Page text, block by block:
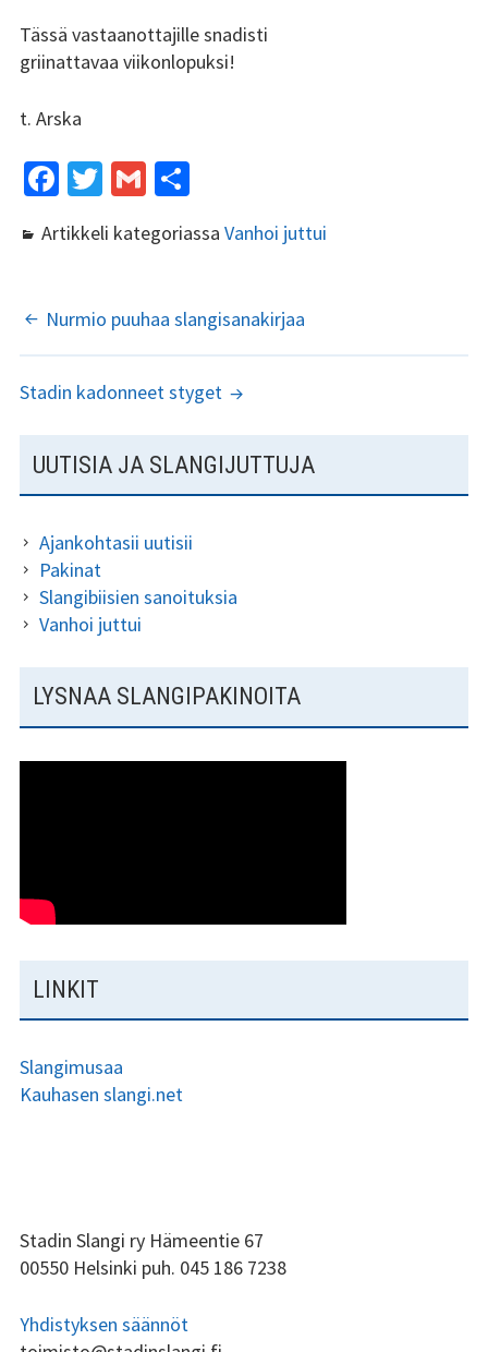
Kundi ja Friidu 2017
Lafka
Yhteystiedot
Tässä vastaanottajille snadisti
griinattavaa viikonlopuksi!
t. Arska
Fa
ce
b
o
k
T
wi
tt
G
ai
S
ar
Artikkeli kategoriassa Vanhoi juttui
ARTIKKELIEN
SELAUS
Nurmio puuhaa slangisanakirjaa
Stadin kadonneet styget
SIVUPALKKI
UUTISIA JA SLANGIJUTTUJA
Ajankohtasii uutisii
Pakinat
Slangibiisien sanoituksia
Vanhoi juttui
LYSNAA SLANGIPAKINOITA
LINKIT
Slangimusaa
Kauhasen slangi.net
ALAPALKIN
SIVUPALKKI
Stadin Slangi ry Hämeentie 67
00550 Helsinki puh. 045 186 7238
Yhdistyksen säännöt